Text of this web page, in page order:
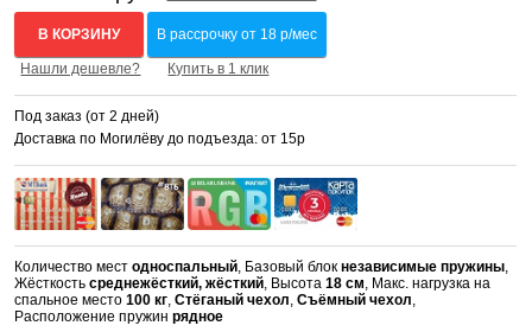
В КОРЗИНУ В рассрочку от 18 р/мес
Нашли дешевле? Купить в 1 клик
Под заказ (от 2 дней)
Доставка по Могилёву до подъезда: от 15р
Количество местодноспальный, Базовый блокнезависимые пружины,
Жёсткостьсреднежёсткий, жёсткий, Высота18 см, Макс. нагрузка на
спальное место100 кг,Стёганый чехол,Съёмный чехол,
Расположение пружинрядное